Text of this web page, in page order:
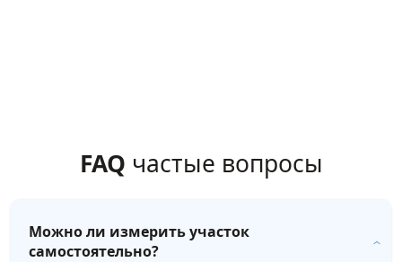
FAQ частые вопросы
Можно ли измерить участок
самостоятельно?